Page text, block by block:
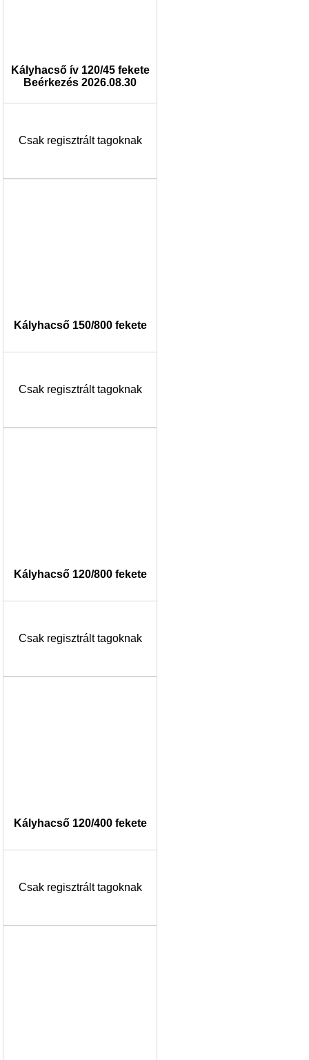
Kályhacső ív 120/45 fekete
Beérkezés 2026.08.30
Csak regisztrált tagoknak
Kályhacső 150/800 fekete
Csak regisztrált tagoknak
Kályhacső 120/800 fekete
Csak regisztrált tagoknak
Kályhacső 120/400 fekete
Csak regisztrált tagoknak